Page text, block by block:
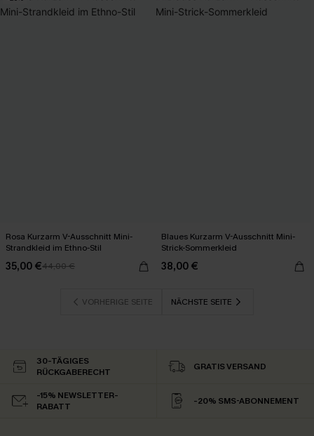
Rosa Kurzarm V-Ausschnitt Mini-
Strandkleid im Ethno-Stil
35,00 €44,00 €
Blaues Kurzarm V-Ausschnitt Mini-
Strick-Sommerkleid
38,00 €
VORHERIGE SEITE NÄCHSTE SEITE
30-TÄGIGES
RÜCKGABERECHT
GRATIS VERSAND
-15% NEWSLETTER-
RABATT
-20% SMS-ABONNEMENT